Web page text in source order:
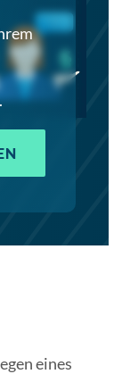
eines